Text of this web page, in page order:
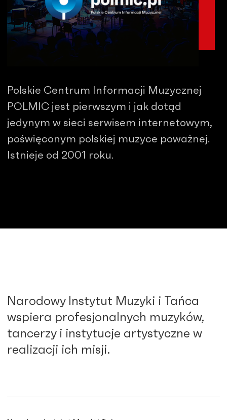
Polskie Centrum Informacji Muzycznej
POLMIC jest pierwszym i jak dotąd
jedynym w sieci serwisem internetowym,
poświęconym polskiej muzyce poważnej.
Istnieje od 2001 roku.
Narodowy Instytut Muzyki i Tańca
wspiera profesjonalnych muzyków,
tancerzy i instytucje artystyczne w
realizacji ich misji.